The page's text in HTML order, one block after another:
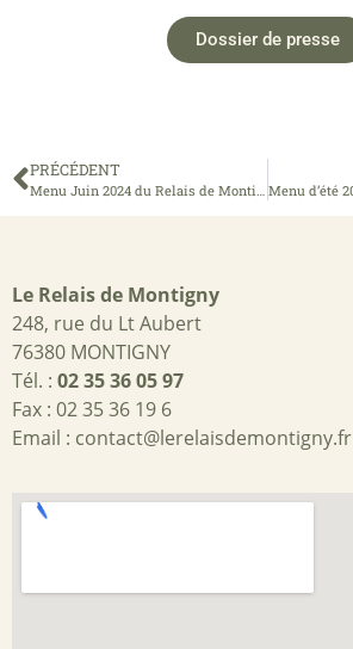
Dossier de presse
PRÉCÉDENT
Menu Juin 2024 du Relais de Montigny
Le Relais de Montigny
248, rue du Lt Aubert
76380 MONTIGNY
Tél. : 02 35 36 05 97
Fax : 02 35 36 19 6
Email : contact@lerelaisdemontigny.fr